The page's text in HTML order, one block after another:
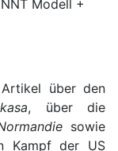
Modell +
über den
, über die
sowie
Kampf der US